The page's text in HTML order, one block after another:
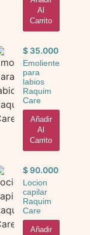
Al
Carrito
$35.000
Emoliente
para
labios
Raquim
Care
Añadir
Al
Carrito
$90.000
Locion
capilar
Raquim
Care
Añadir